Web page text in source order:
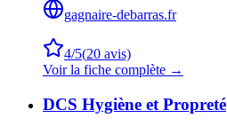
gagnaire-debarras.fr
4/5(20 avis)
Voir la fiche complète →
DCS Hygiène et Propreté